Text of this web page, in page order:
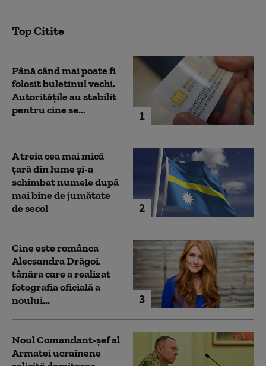
Top Citite
1
Până când mai poate fi
folosit buletinul vechi.
Autoritățile au stabilit
pentru cine se...
2
A treia cea mai mică
țară din lume și-a
schimbat numele după
mai bine de jumătate
de secol
3
Cine este românca
Alecsandra Drăgoi,
tânăra care a realizat
fotografia oficială a
noului...
Noul Comandant-șef al
Armatei ucrainene